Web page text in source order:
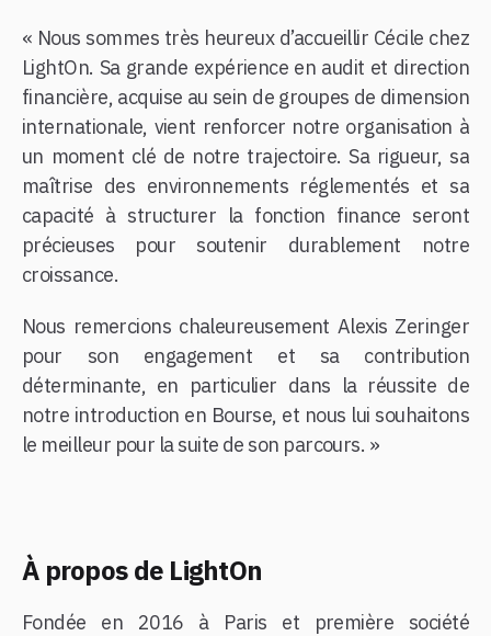
« Nous sommes très heureux d’accueillir Cécile chez
LightOn. Sa grande expérience en audit et direction
financière, acquise au sein de groupes de dimension
internationale, vient renforcer notre organisation à
un moment clé de notre trajectoire. Sa rigueur, sa
maîtrise des environnements réglementés et sa
capacité à structurer la fonction finance seront
précieuses pour soutenir durablement notre
croissance.
Nous remercions chaleureusement Alexis Zeringer
pour son engagement et sa contribution
déterminante, en particulier dans la réussite de
notre introduction en Bourse, et nous lui souhaitons
le meilleur pour la suite de son parcours. »
À propos de LightOn
Fondée en 2016 à Paris et première société